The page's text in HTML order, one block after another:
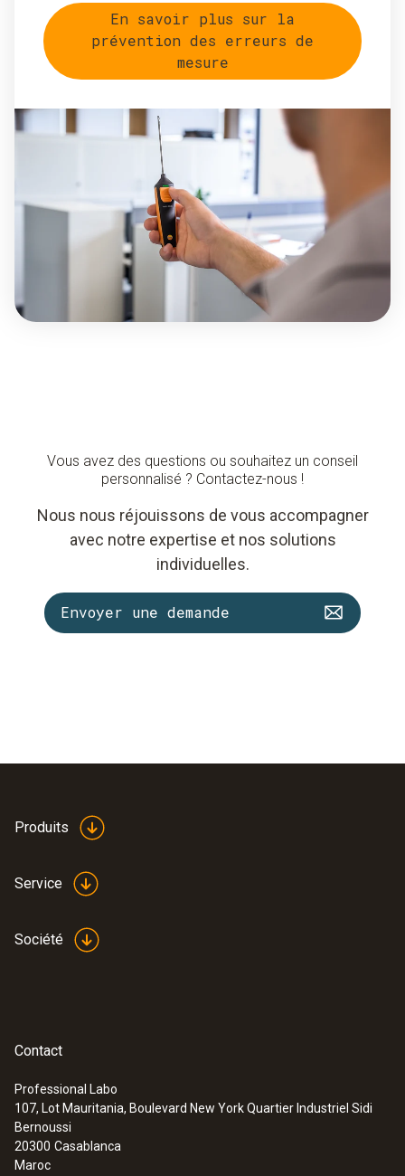
En savoir plus sur la
prévention des erreurs de
mesure
Vous avez des questions ou souhaitez un conseil
personnalisé ? Contactez-nous !
Nous nous réjouissons de vous accompagner
avec notre expertise et nos solutions
individuelles.
Envoyer une demande
Produits
Service
Société
Contact
Professional Labo
107, Lot Mauritania, Boulevard New York Quartier Industriel Sidi
Bernoussi
20300 Casablanca
Maroc